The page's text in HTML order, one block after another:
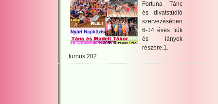
Fortuna Tánc
és divatstúdió
szervezésében
6-14 éves fiúk
és lányok
részére.1.
turnus 202...